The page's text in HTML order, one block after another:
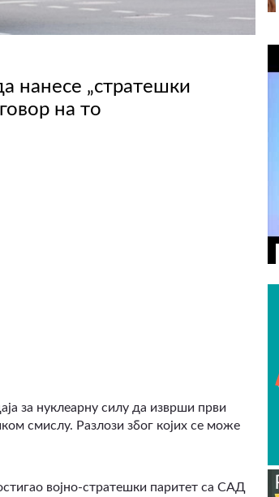
нанесе „стратешки
на то
за нуклеарну силу да изврши први
смислу. Разлози због којих се може
војно-стратешки паритет са САД